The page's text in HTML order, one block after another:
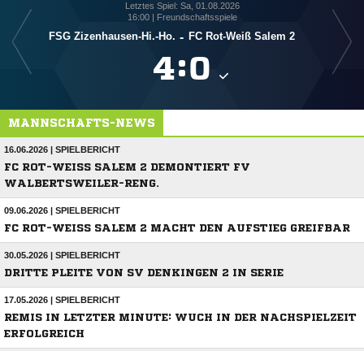
Letztes Spiel: Sa, 01.08.2026
16:00 | Freundschaftsspiele
FSG Zizenhausen-Hi.-Ho. - FC Rot-Weiß Salem 2
:
MANNSCHAFTS-NEWS
16.06.2026 | SPIELBERICHT
FC ROT-WEISS SALEM 2 DEMONTIERT FV W
ALBERTSWEILER-RENG.
09.06.2026 | SPIELBERICHT
FC ROT-WEISS SALEM 2 MACHT DEN AUFSTIEG GREIFBAR
30.05.2026 | SPIELBERICHT
DRITTE PLEITE VON SV DENKINGEN 2 IN SERIE
17.05.2026 | SPIELBERICHT
REMIS IN LETZTER MINUTE: WUCH IN DER NACHSPIELZEIT
ERFOLGREICH